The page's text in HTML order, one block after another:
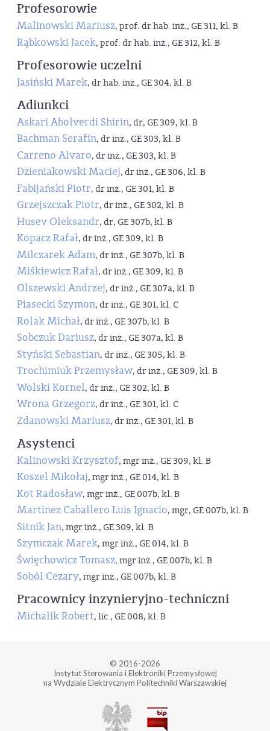
Profesorowie
Malinowski Mariusz, prof. dr hab. inż., GE 311, kl. B
Rąbkowski Jacek, prof. dr hab. inż., GE 312, kl. B
Profesorowie uczelni
Jasiński Marek, dr hab. inż., GE 304, kl. B
Adiunkci
Askari Abolverdi Shirin, dr, GE 309, kl. B
Bachman Serafin, dr inż., GE 303, kl. B
Carreno Alvaro, dr inż., GE 303, kl. B
Dzieniakowski Maciej, dr inż., GE 306, kl. B
Fabijański Piotr, dr inż., GE 301, kl. B
Grzejszczak Piotr, dr inż., GE 302, kl. B
Husev Oleksandr, dr, GE 307b, kl. B
Kopacz Rafał, dr inż., GE 309, kl. B
Milczarek Adam, dr inż., GE 307b, kl. B
Miśkiewicz Rafał, dr inż., GE 309, kl. B
Olszewski Andrzej, dr inż., GE 307a, kl. B
Piasecki Szymon, dr inż., GE 301, kl. C
Rolak Michał, dr inż., GE 307b, kl. B
Sobczuk Dariusz, dr inż., GE 307a, kl. B
Styński Sebastian, dr inż., GE 305, kl. B
Trochimiuk Przemysław, dr inż., GE 309, kl. B
Wolski Kornel, dr inż., GE 302, kl. B
Wrona Grzegorz, dr inż., GE 301, kl. C
Zdanowski Mariusz, dr inż., GE 301, kl. B
Asystenci
Kalinowski Krzysztof, mgr inż., GE 309, kl. B
Koszel Mikołaj, mgr inż., GE 014, kl. B
Kot Radosław, mgr inż., GE 007b, kl. B
Martinez Caballero Luis Ignacio, mgr, GE 007b, kl. B
Sitnik Jan, mgr inż., GE 309, kl. B
Szymczak Marek, mgr inż., GE 014, kl. B
Święchowicz Tomasz, mgr inż., GE 007b, kl. B
Soból Cezary, mgr inż., GE 007b, kl. B
Pracownicy inzynieryjno-techniczni
Michalik Robert, lic., GE 008, kl. B
© 2016-2026
Instytut Sterowania i Elektroniki Przemysłowej
na Wydziale Elektrycznym Politechniki Warszawskiej